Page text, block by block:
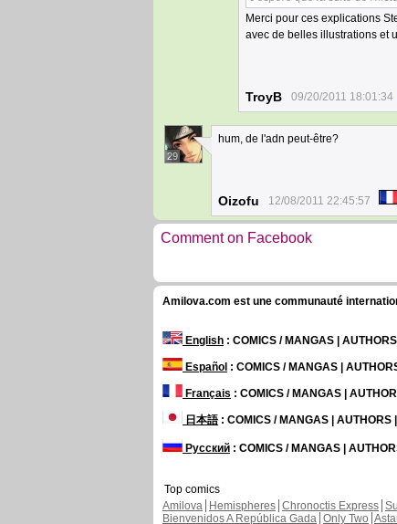
Merci pour ces explications
avec de belles illustrations et
TroyB 09/20/2011 18:01:34
29
hum, de l'adn peut-être?
Oizofu 12/08/2011 22:45:57
Comment on Facebook
Amilova.com est une communauté
English : COMICS / MANGAS |
Español : COMICS / MANGAS |
Français : COMICS / MANGAS |
日本語: COMICS / MANGAS | AUTHORS
Русский : COMICS / MANGAS |
Top comics
Amilova
Hemispheres Chronoctis Express
Bienvenidos A República Gada Only Two